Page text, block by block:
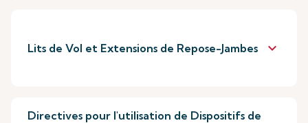
Lits de Vol et Extensions de Repose-Jambes keyboard_arrow_down
Directives pour l'utilisation de Dispositifs de